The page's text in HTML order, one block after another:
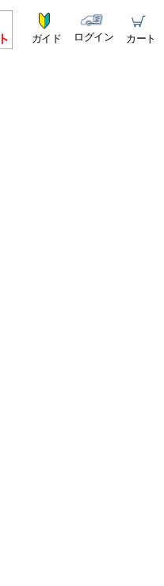
ガイド ログイン カート